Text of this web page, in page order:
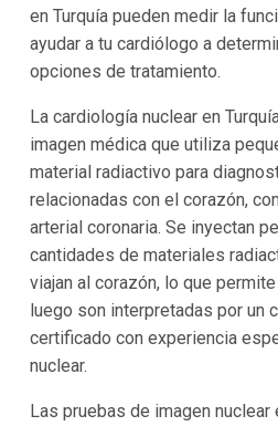
en Turquía pueden medir la
ayudar a tu cardiólogo a
opciones de tratamiento.
La cardiología nuclear en
imagen médica que utiliza
material radiactivo para
relacionadas con el corazón,
arterial coronaria. Se inyectan
cantidades de materiales
viajan al corazón, lo que
luego son interpretadas por un
certificado con experiencia
nuclear.
Las pruebas de imagen nuclear